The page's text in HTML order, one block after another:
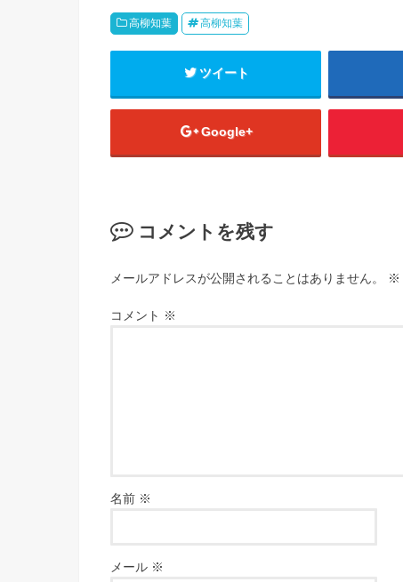
高柳知葉 高柳知葉
ツイート
Google+
コメントを残す
メールアドレスが公開されることはありません。 ※
コメント ※
名前 ※
メール ※